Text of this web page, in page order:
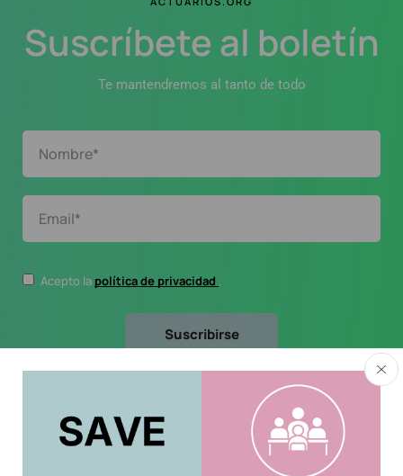
Suscríbete al boletín
Te mantendremos al tanto de todo
Acepto la política de privacidad .